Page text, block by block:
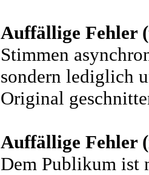
Auffällige Fehler
Stimmen
sondern lediglich
Original
Auffällige Fehler
Dem Publikum ist